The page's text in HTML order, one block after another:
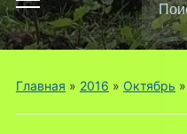
мобильное
меню
по:
Главная » 2016 » Октябрь »